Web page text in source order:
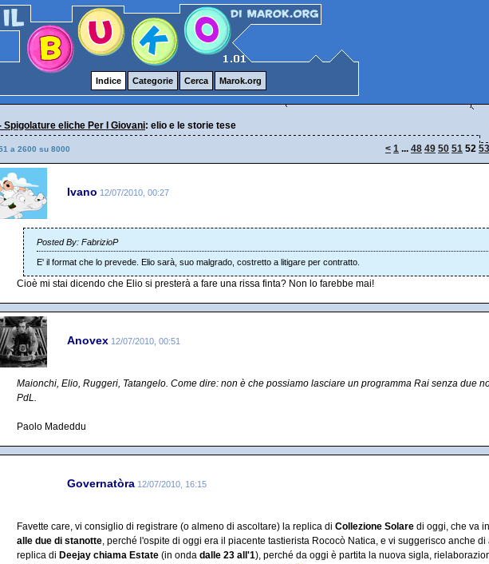
Indice Categorie Cerca Marok.org
Spigolature eliche Per I Giovani: elio e le storie tese
a 2600 su 8000 < 1 ... 48 49 50 51 52 53
Ivano 12/07/2010, 00:27
Posted By: FabrizioP
E' il format che lo prevede. Elio sarà, suo malgrado, costretto a litigare per contratto.
Cioè mi stai dicendo che Elio si presterà a fare una rissa finta? Non lo farebbe mai!
Anovex 12/07/2010, 00:51
Maionchi, Elio, Ruggeri, Tatangelo. Come dire: non è che possiamo lasciare un programma Rai senza due
PdL.
Paolo Madeddu
Governatòra 12/07/2010, 16:15
Favette care, vi consiglio di registrare (o almeno di ascoltare) la replica di Collezione Solare di oggi, che va
alle due di stanotte, perché l'ospite di oggi era il piacente tastierista Rococò Natica, e vi suggerisco anche di
replica di Deejay chiama Estate (in onda dalle 23 all'1), perché da oggi è partita la nuova sigla,